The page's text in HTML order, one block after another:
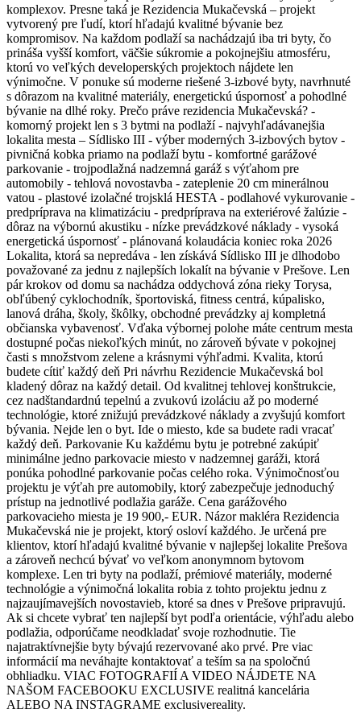
komplexov. Presne taká je Rezidencia Mukačevská – projekt
vytvorený pre ľudí, ktorí hľadajú kvalitné bývanie bez
kompromisov. Na každom podlaží sa nachádzajú iba tri byty, čo
prináša vyšší komfort, väčšie súkromie a pokojnejšiu atmosféru,
ktorú vo veľkých developerských projektoch nájdete len
výnimočne. V ponuke sú moderne riešené 3-izbové byty, navrhnuté
s dôrazom na kvalitné materiály, energetickú úspornosť a pohodlné
bývanie na dlhé roky. Prečo práve rezidencia Mukačevská? -
komorný projekt len s 3 bytmi na podlaží - najvyhľadávanejšia
lokalita mesta – Sídlisko III - výber moderných 3-izbových bytov -
pivničná kobka priamo na podlaží bytu - komfortné garážové
parkovanie - trojpodlažná nadzemná garáž s výťahom pre
automobily - tehlová novostavba - zateplenie 20 cm minerálnou
vatou - plastové izolačné trojsklá HESTA - podlahové vykurovanie -
predpríprava na klimatizáciu - predpríprava na exteriérové žalúzie -
dôraz na výbornú akustiku - nízke prevádzkové náklady - vysoká
energetická úspornosť - plánovaná kolaudácia koniec roka 2026
Lokalita, ktorá sa nepredáva - len získává Sídlisko III je dlhodobo
považované za jednu z najlepších lokalít na bývanie v Prešove. Len
pár krokov od domu sa nachádza oddychová zóna rieky Torysa,
obľúbený cyklochodník, športoviská, fitness centrá, kúpalisko,
lanová dráha, školy, škôlky, obchodné prevádzky aj kompletná
občianska vybavenosť. Vďaka výbornej polohe máte centrum mesta
dostupné počas niekoľkých minút, no zároveň bývate v pokojnej
časti s množstvom zelene a krásnymi výhľadmi. Kvalita, ktorú
budete cítiť každý deň Pri návrhu Rezidencie Mukačevská bol
kladený dôraz na každý detail. Od kvalitnej tehlovej konštrukcie,
cez nadštandardnú tepelnú a zvukovú izoláciu až po moderné
technológie, ktoré znižujú prevádzkové náklady a zvyšujú komfort
bývania. Nejde len o byt. Ide o miesto, kde sa budete radi vracať
každý deň. Parkovanie Ku každému bytu je potrebné zakúpiť
minimálne jedno parkovacie miesto v nadzemnej garáži, ktorá
ponúka pohodlné parkovanie počas celého roka. Výnimočnosťou
projektu je výťah pre automobily, ktorý zabezpečuje jednoduchý
prístup na jednotlivé podlažia garáže. Cena garážového
parkovacieho miesta je 19 900,- EUR. Názor makléra Rezidencia
Mukačevská nie je projekt, ktorý osloví každého. Je určená pre
klientov, ktorí hľadajú kvalitné bývanie v najlepšej lokalite Prešova
a zároveň nechcú bývať vo veľkom anonymnom bytovom
komplexe. Len tri byty na podlaží, prémiové materiály, moderné
technológie a výnimočná lokalita robia z tohto projektu jednu z
najzaujímavejších novostavieb, ktoré sa dnes v Prešove pripravujú.
Ak si chcete vybrať ten najlepší byt podľa orientácie, výhľadu alebo
podlažia, odporúčame neodkladať svoje rozhodnutie. Tie
najatraktívnejšie byty bývajú rezervované ako prvé. Pre viac
informácií ma neváhajte kontaktovať a teším sa na spoločnú
obhliadku. VIAC FOTOGRAFIÍ A VIDEO NÁJDETE NA
NAŠOM FACEBOOKU EXCLUSIVE realitná kancelária
ALEBO NA INSTAGRAME exclusivereality.